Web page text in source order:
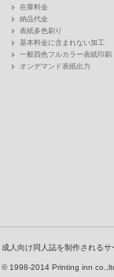
在庫料金
納品代金
表紙多色刷り
基本料金に含まれない加工
一般四色フルカラー表紙印刷
オンデマンド表紙出力
成人向け同人誌を制作される
© 1998-2014 Printing inn